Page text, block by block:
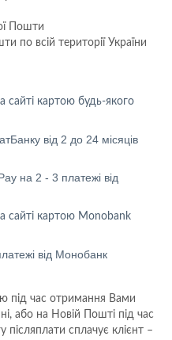
Пошти
по всій території України
картою будь-якого
від 2 до 24 місяців
на 2 - 3 платежі від
сайті картою Monobank
від Монобанк
під час отримання Вами
або на Новій Пошті під час
післяплати сплачує клієнт –